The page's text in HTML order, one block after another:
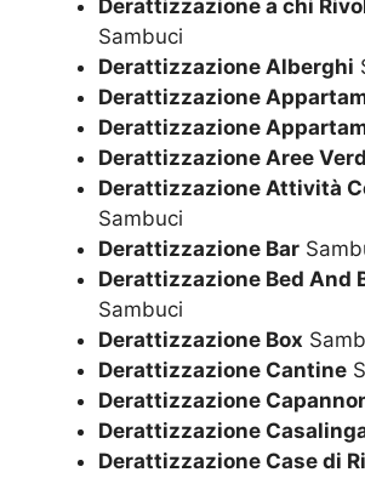
Derattizzazione a chi
Sambuci
Derattizzazione Alberghi
Derattizzazione
Derattizzazione
Derattizzazione Aree
Derattizzazione Attività
Sambuci
Derattizzazione Bar
Derattizzazione Bed And
Sambuci
Derattizzazione Box
Derattizzazione Cantine
Derattizzazione
Derattizzazione
Derattizzazione Case di